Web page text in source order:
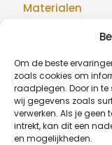
Om de beste
zoals cookies om
raadplegen. Door in
wij gegevens zoals
verwerken. Als je
intrekt, kan dit een
en mogelijkheden.
Materialen
Realisaties
Blog